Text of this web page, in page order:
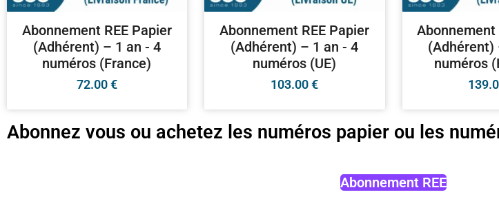
Abonnement REE Papier
(Adhérent) – 1 an - 4
numéros (France)
72.00€
Abonnement REE Papier
(Adhérent) – 1 an - 4
numéros (UE)
103.00€
Abonnement
(Adhérent)
numéros
Abonnez vous ou achetez les numéros papier ou les
Abonnement REE